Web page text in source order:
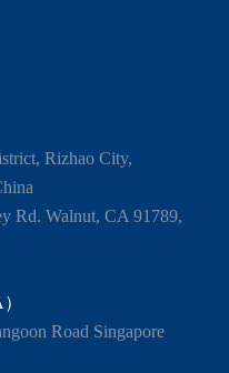
Rizhao City,
Rd. Walnut, CA 91789,
Road Singapore